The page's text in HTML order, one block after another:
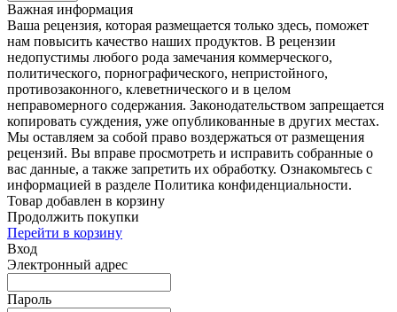
Важная информация
Ваша рецензия, которая размещается только здесь, поможет
нам повысить качество наших продуктов. В рецензии
недопустимы любого рода замечания коммерческого,
политического, порнографического, непристойного,
противозаконного, клеветнического и в целом
неправомерного содержания. Законодательством запрещается
копировать суждения, уже опубликованные в других местах.
Мы оставляем за собой право воздержаться от размещения
рецензий. Вы вправе просмотреть и исправить собранные о
вас данные, а также запретить их обработку. Ознакомьтесь с
информацией в разделе Политика конфиденциальности.
Товар добавлен в корзину
Продолжить покупки
Перейти в корзину
Вход
Электронный адрес
Пароль